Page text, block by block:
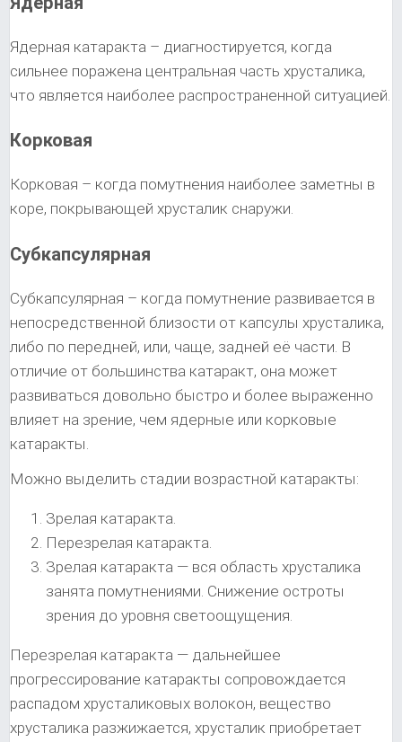
Ядерная катаракта – диагностируется, когда
сильнее поражена центральная часть хрусталика,
что является наиболее распространенной ситуацией.
Корковая
Корковая – когда помутнения наиболее заметны в
коре, покрывающей хрусталик снаружи.
Субкапсулярная
Субкапсулярная – когда помутнение развивается в
непосредственной близости от капсулы хрусталика,
либо по передней, или, чаще, задней её части. В
отличие от большинства катаракт, она может
развиваться довольно быстро и более выраженно
влияет на зрение, чем ядерные или корковые
катаракты.
Можно выделить стадии возрастной катаракты:
Зрелая катаракта.
Перезрелая катаракта.
Зрелая катаракта — вся область хрусталика
занята помутнениями. Снижение остроты
зрения до уровня светоощущения.
Перезрелая катаракта — дальнейшее
прогрессирование катаракты сопровождается
распадом хрусталиковых волокон, вещество
хрусталика разжижается, хрусталик приобретает